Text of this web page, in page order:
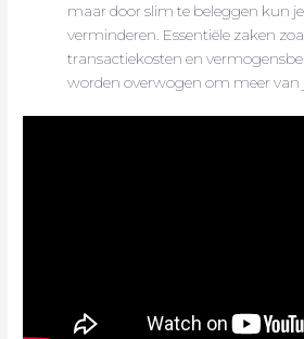
maar door slim te beleggen kun
verminderen. Essentiële zaken
transactiekosten en
worden overwogen om meer van